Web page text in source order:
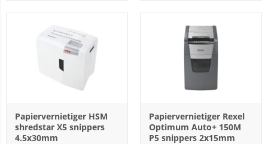
Papiervernietiger HSM
shredstar X5 snippers
4.5x30mm
Papiervernietiger Rexel
Optimum Auto+ 150M
P5 snippers 2x15mm